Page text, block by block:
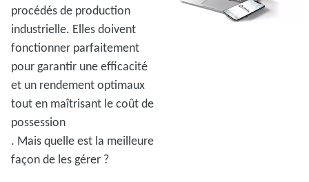
procédés de production
industrielle. Elles doivent
fonctionner parfaitement
pour garantir une efficacité
et un rendement optimaux
tout en maîtrisant le coût de
possession
. Mais quelle est la meilleure
façon de les gérer ?